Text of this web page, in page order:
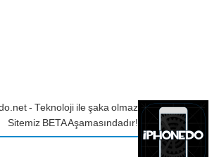
- Teknoloji ile şaka olmaz
Sitemiz BETA Aşamasındadır!